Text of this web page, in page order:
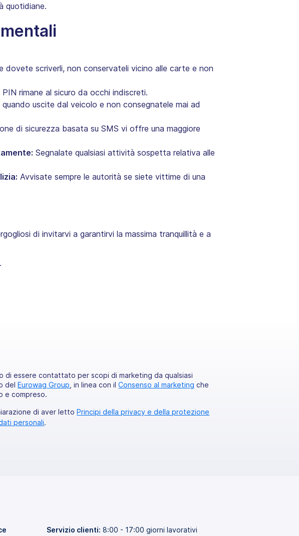
quotidiane.
dovete scriverli, non conservateli vicino alle carte e non
rimane al sicuro da occhi indiscreti.
uscite dal veicolo e non consegnatele mai ad
di sicurezza basata su SMS vi offre una maggiore
Segnalate qualsiasi attività sospetta relativa alle
Avvisate sempre le autorità se siete vittime di una
di invitarvi a garantirvi la massima tranquillità e a
.
di essere contattato per scopi di marketing da qualsiasi
delEurowag Group , in linea con ilConsenso al marketing che
e compreso.
di aver lettoPrincipi della privacy e della protezione
personali.
Servizio clienti: 8:00 - 17:00 giorni lavorativi